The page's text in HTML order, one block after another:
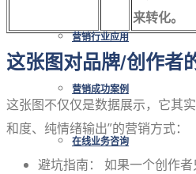
营销行业应用
营销成功案例
在线业务咨询
来转化。
这张图对品牌/创作者
这张图不仅仅是数据展示，它其
和度、纯情绪输出”的营销方式：
避坑指南： 如果一个创作